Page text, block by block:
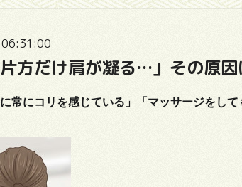
片方だけ肩が凝る…」その原
に常にコリを感じている」「マッサージをし